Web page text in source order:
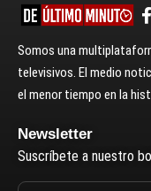
Somos una
televisivos. El medio
el menor tiempo en la
Newsletter
Suscríbete a nuestro